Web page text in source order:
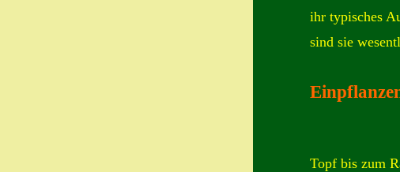
ihr typisches
sind sie
Topf bis zum